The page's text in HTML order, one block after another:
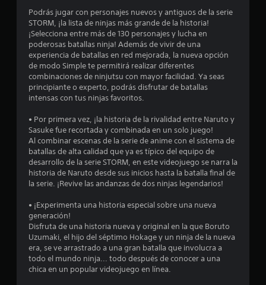
o
3
.
6
e
s
t
r
e
l
Podrás jugar con personajes nuevos y antiguos de la serie
STORM, ¡la lista de ninjas más grande de la historia!
¡Selecciona entre más de 130 personajes y lucha en
poderosas batallas ninja! Además de vivir de una
experiencia de batallas en red mejorada, la nueva opción
de modo Simple te permitirá realizar diferentes
combinaciones de ninjutsu con mayor facilidad. Ya seas
principiante o experto, podrás disfrutar de batallas
intensas con tus ninjas favoritos.
• Por primera vez, ¡la historia de la rivalidad entre Naruto y
Sasuke fue recortada y combinada en un solo juego!
Al combinar escenas de la serie de anime con el sistema de
batallas de alta calidad que ya es típico del equipo de
desarrollo de la serie STORM, en este videojuego se narra la
historia de Naruto desde sus inicios hasta la batalla final de
la serie. ¡Revive las andanzas de dos ninjas legendarios!
• ¡Experimenta una historia especial sobre una nueva
generación!
Disfruta de una historia nueva y original en la que Boruto
Uzumaki, el hijo del séptimo Hokage y un ninja de la nueva
era, se ve arrastrado a una gran batalla que involucra a
todo el mundo ninja... todo después de conocer a una
chica en un popular videojuego en línea.